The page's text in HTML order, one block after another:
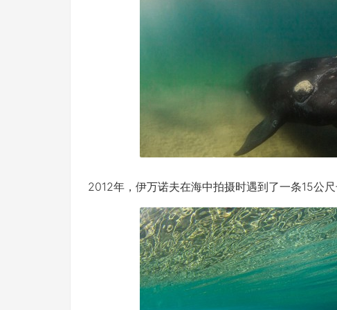
2012年，伊万诺夫在海中拍摄时遇到了一条15公尺